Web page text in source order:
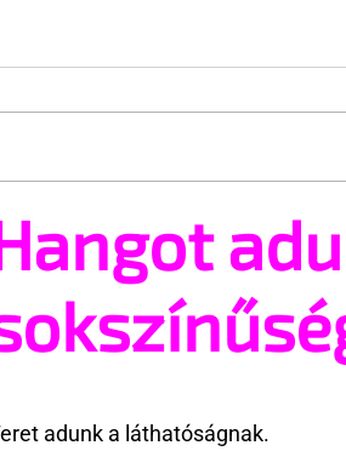
adunk a láthatóságnak.